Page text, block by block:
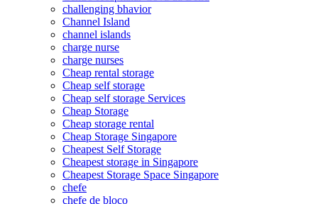
challenging bhavior
Channel Island
channel islands
charge nurse
charge nurses
Cheap rental storage
Cheap self storage
Cheap self storage Services
Cheap Storage
Cheap storage rental
Cheap Storage Singapore
Cheapest Self Storage
Cheapest storage in Singapore
Cheapest Storage Space Singapore
chefe
chefe de bloco